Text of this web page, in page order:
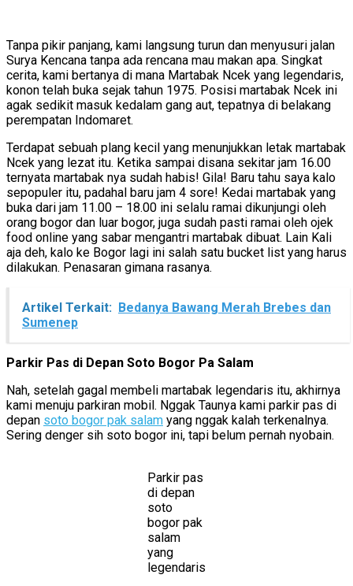
Tanpa pikir panjang, kami langsung turun dan menyusuri jalan
Surya Kencana tanpa ada rencana mau makan apa. Singkat
cerita, kami bertanya di mana Martabak Ncek yang legendaris,
konon telah buka sejak tahun 1975. Posisi martabak Ncek ini
agak sedikit masuk kedalam gang aut, tepatnya di belakang
perempatan Indomaret.
Terdapat sebuah plang kecil yang menunjukkan letak martabak
Ncek yang lezat itu. Ketika sampai disana sekitar jam 16.00
ternyata martabak nya sudah habis! Gila! Baru tahu saya kalo
sepopuler itu, padahal baru jam 4 sore! Kedai martabak yang
buka dari jam 11.00 – 18.00 ini selalu ramai dikunjungi oleh
orang bogor dan luar bogor, juga sudah pasti ramai oleh ojek
food online yang sabar mengantri martabak dibuat. Lain Kali
aja deh, kalo ke Bogor lagi ini salah satu bucket list yang harus
dilakukan. Penasaran gimana rasanya.
Artikel Terkait: Bedanya Bawang Merah Brebes dan
Sumenep
Parkir Pas di Depan Soto Bogor Pa Salam
Nah, setelah gagal membeli martabak legendaris itu, akhirnya
kami menuju parkiran mobil. Nggak Taunya kami parkir pas di
depan soto bogor pak salam yang nggak kalah terkenalnya.
Sering denger sih soto bogor ini, tapi belum pernah nyobain.
Parkir pas
di depan
soto
bogor pak
salam
yang
legendaris